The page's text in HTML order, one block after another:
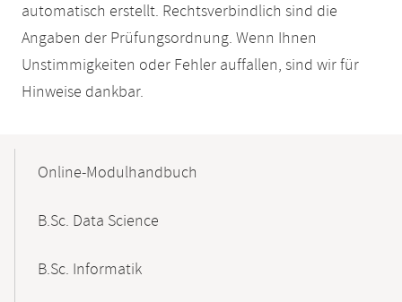
automatisch erstellt. Rechtsverbindlich sind die
Angaben der Prüfungsordnung. Wenn Ihnen
Unstimmigkeiten oder Fehler auffallen, sind wir für
Hinweise dankbar.
NavigationOnline-Modulhandbuch
B.Sc. Data Science
B.Sc. Informatik